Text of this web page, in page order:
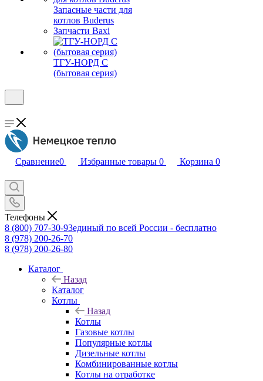
Запасные части для
котлов Buderus
Запчасти Baxi
ТГУ-НОРД С
(бытовая серия)
Сравнение0 Избранные товары 0 Корзина 0
Телефоны
8 (800) 707-30-93единый по всей России - бесплатно
8 (978) 200-26-70
8 (978) 200-26-80
Каталог
Назад
Каталог
Котлы
Назад
Котлы
Газовые котлы
Популярные котлы
Дизельные котлы
Комбинированные котлы
Котлы на отработке